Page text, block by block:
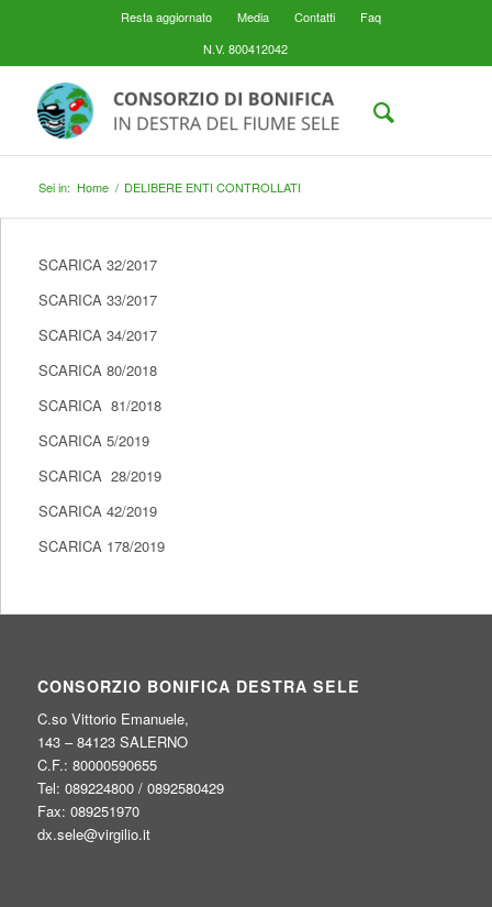
Resta aggiornato Media Contatti
Faq
N.V. 800412042
Sei in: Home / DELIBERE ENTI CONTROLLATI
SCARICA 32/2017
SCARICA 33/2017
SCARICA 34/2017
SCARICA 80/2018
SCARICA 81/2018
SCARICA 5/2019
SCARICA 28/2019
SCARICA 42/2019
SCARICA 178/2019
CONSORZIO BONIFICA DESTRA SELE
C.so Vittorio Emanuele,
143 – 84123 SALERNO
C.F.: 80000590655
Tel: 089224800 / 0892580429
Fax: 089251970
dx.sele@virgilio.it